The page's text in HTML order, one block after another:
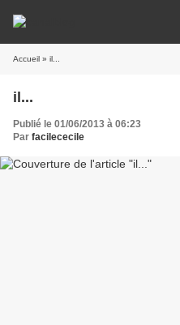
Accueil » il...
il...
Publié le 01/06/2013 à 06:23
Par facilececile